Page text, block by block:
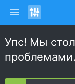
Упс! Мы
проблемами.